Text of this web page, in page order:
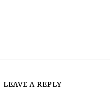
LEAVE A REPLY